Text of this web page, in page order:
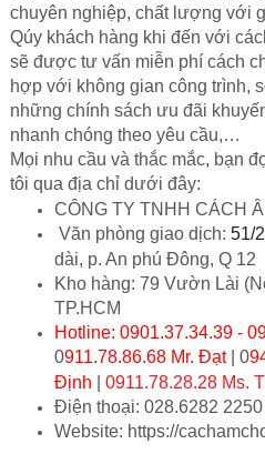
chuyên nghiệp, chất lượng với
Qúy khách hàng khi đến với
sẽ được tư vấn miễn phí cách
hợp với không gian công trình,
những chính sách ưu đãi
nhanh chóng theo yêu cầu,…
Mọi nhu cầu và thắc mắc, bạn
tôi qua địa chỉ dưới đây:
CÔNG TY TNHH CÁCH
Văn phòng giao dịch: 51/
dài, p. An phú Đông, Q 12
Kho hàng: 79 Vườn Lài
TP.HCM
Hotline: 0901.37.34.39 -
0911.78.86.68 Mr. Đạt| 0
Định
0911.78.28.28 Ms.
Điện thoại: 028.6282
Website: https://